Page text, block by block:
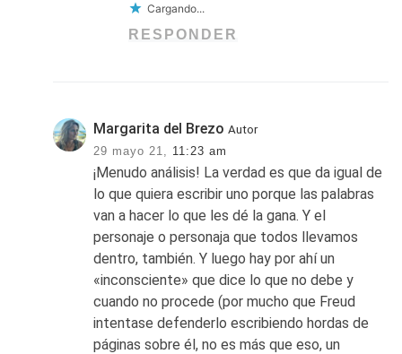
Cargando...
RESPONDER
Margarita del Brezo Autor
29 mayo 21,
11:23 am
¡Menudo análisis! La verdad es que da igual de
lo que quiera escribir uno porque las palabras
van a hacer lo que les dé la gana. Y el
personaje o personaja que todos llevamos
dentro, también. Y luego hay por ahí un
«inconsciente» que dice lo que no debe y
cuando no procede (por mucho que Freud
intentase defenderlo escribiendo hordas de
páginas sobre él, no es más que eso, un